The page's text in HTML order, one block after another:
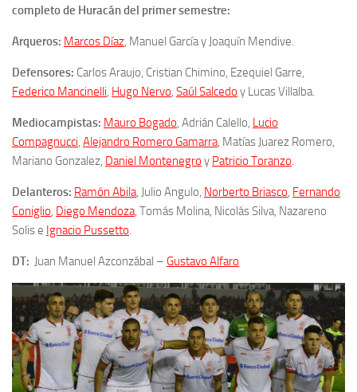
completo de Huracán del primer semestre:
Arqueros: Marcos Díaz, Manuel García y Joaquín Mendive.
Defensores: Carlos Araujo, Cristian Chimino, Ezequiel Garre,
Federico Mancinelli, Hugo Nervo, Saúl Salcedo y Lucas Villalba.
Mediocampistas: Mauro Bogado, Adrián Calello, Lucio
Compagnucci, Alejandro Romero Gamarra, Matías Juarez Romero,
Mariano Gonzalez, Daniel Montenegro y Patricio Toranzo.
Delanteros: Ramón Abila, Julio Angulo, Norberto Briasco, Fernando
Coniglio, Diego Mendoza, Tomás Molina, Nicolás Silva, Nazareno
Solis e Ignacio Pussetto.
DT: Juan Manuel Azconzábal – Gustavo Alfaro